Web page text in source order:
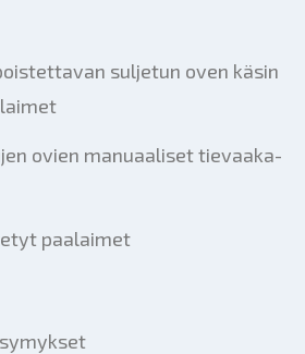
suljetun oven käsin
ovien manuaaliset tievaaka-
paalaimet